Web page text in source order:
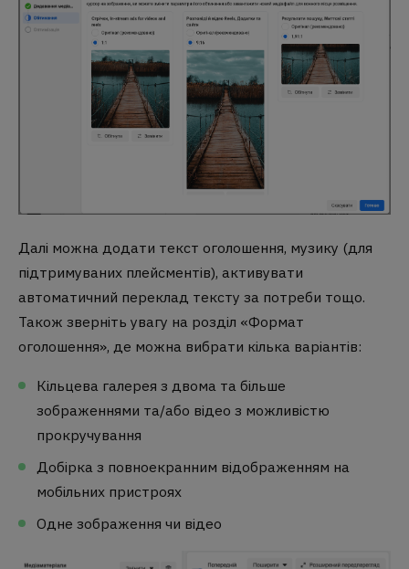
Далі можна додати текст оголошення, музику (для
підтримуваних плейсментів), активувати
автоматичний переклад тексту за потреби тощо.
Також зверніть увагу на розділ «Формат
оголошення», де можна вибрати кілька варіантів:
Кільцева галерея з двома та більше
зображеннями та/або відео з можливістю
прокручування
Добірка з повноекранним відображенням на
мобільних пристроях
Одне зображення чи відео